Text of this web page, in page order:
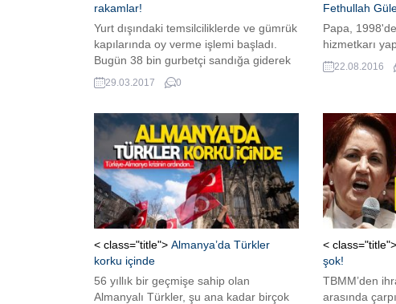
rakamlar!
Yurt dışındaki temsilciliklerde ve gümrük
kapılarında oy verme işlemi başladı.
Bugün 38 bin gurbetçi sandığa giderek
oyunu kullandı. 1 Kasım seçimlerinde ilk
gün sandığa giden yurt dışı seçmen
29.03.2017 0
Fethullah
Papa,
hizmetkarı
22.08.2016
< class="title"> Almanya’da Türkler
korku içinde
56 yıllık bir geçmişe sahip olan
Almanyalı Türkler, şu ana kadar birçok
< class="title">
şok!
TBMM’den
arasında